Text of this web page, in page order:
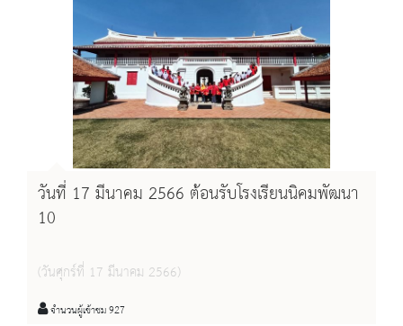
วันที่ 17 มีนาคม 2566 ต้อนรับโรงเรียนนิคมพัฒนา
10
(วันศุกร์ที่ 17 มีนาคม 2566)
จำนวนผู้เข้าชม 927